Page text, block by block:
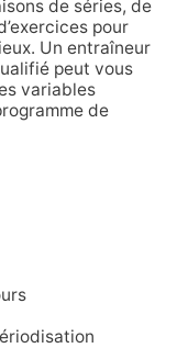
de séries, de
pour
Un entraîneur
peut vous
variables
de